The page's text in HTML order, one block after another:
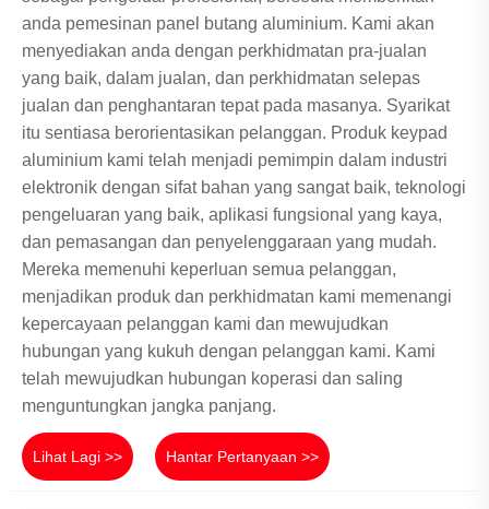
anda pemesinan panel butang aluminium. Kami akan
menyediakan anda dengan perkhidmatan pra-jualan
yang baik, dalam jualan, dan perkhidmatan selepas
jualan dan penghantaran tepat pada masanya. Syarikat
itu sentiasa berorientasikan pelanggan. Produk keypad
aluminium kami telah menjadi pemimpin dalam industri
elektronik dengan sifat bahan yang sangat baik, teknologi
pengeluaran yang baik, aplikasi fungsional yang kaya,
dan pemasangan dan penyelenggaraan yang mudah.
Mereka memenuhi keperluan semua pelanggan,
menjadikan produk dan perkhidmatan kami memenangi
kepercayaan pelanggan kami dan mewujudkan
hubungan yang kukuh dengan pelanggan kami. Kami
telah mewujudkan hubungan koperasi dan saling
menguntungkan jangka panjang.
Lihat Lagi >> Hantar Pertanyaan >>